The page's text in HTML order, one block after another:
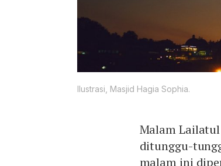
Ilustrasi, Masjid Hagia Sophia.
Malam
ditunggu-
malam ini